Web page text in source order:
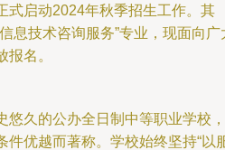
式启动2024年秋季招生工作。其
息技术咨询服务”专业，现面向广
名。
悠久的公办全日制中等职业学校，
件优越而著称。学校始终坚持“以